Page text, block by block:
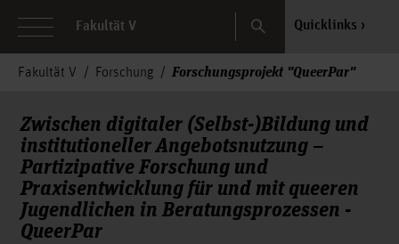
Fakultät V Search Quicklinks
Fakultät V Forschung Forschungsprojekt "QueerPar"
Zwischen digitaler (Selbst-)Bildung und
institutioneller Angebotsnutzung –
Partizipative Forschung und
Praxisentwicklung für und mit queeren
Jugendlichen in Beratungsprozessen -
QueerPar